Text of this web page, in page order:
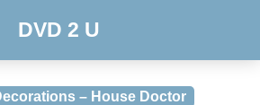
DVD 2 U
– House Doctor